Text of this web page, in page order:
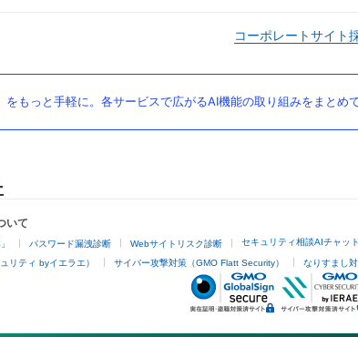
コーポレートサイト
もっと手軽に。各サービスで広がるAI機能の取り組みをまとめ
いて
パスワード漏洩診断 Webサイトリスク診断 セキュリティ相談AIチャッ
リティ byイエラエ） サイバー攻撃対策（GMO Flatt Security） なりすまし